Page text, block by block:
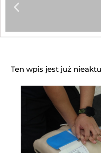
Ten wpis jest już